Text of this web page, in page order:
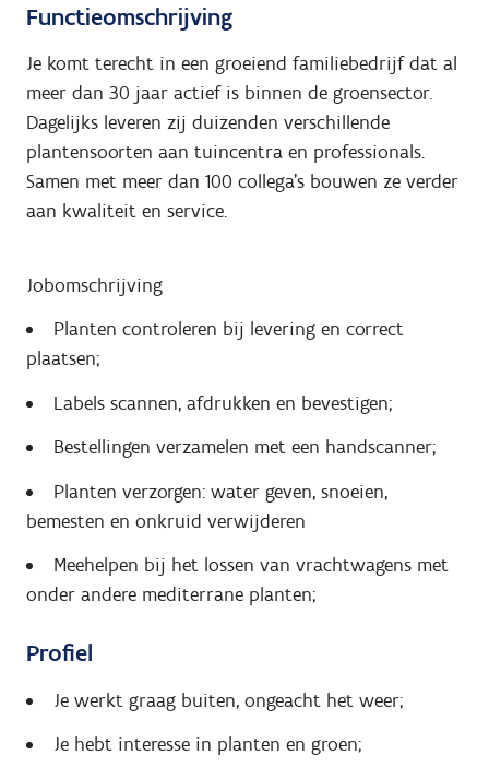
Functieomschrijving
Je komt terecht in een groeiend familiebedrijf dat al
meer dan 30 jaar actief is binnen de groensector.
Dagelijks leveren zij duizenden verschillende
plantensoorten aan tuincentra en professionals.
Samen met meer dan 100 collega’s bouwen ze verder
aan kwaliteit en service.
Jobomschrijving
Planten controleren bij levering en correct
plaatsen;
Labels scannen, afdrukken en bevestigen;
Bestellingen verzamelen met een handscanner;
Planten verzorgen: water geven, snoeien,
bemesten en onkruid verwijderen
Meehelpen bij het lossen van vrachtwagens met
onder andere mediterrane planten;
Profiel
Je werkt graag buiten, ongeacht het weer;
Je hebt interesse in planten en groen;